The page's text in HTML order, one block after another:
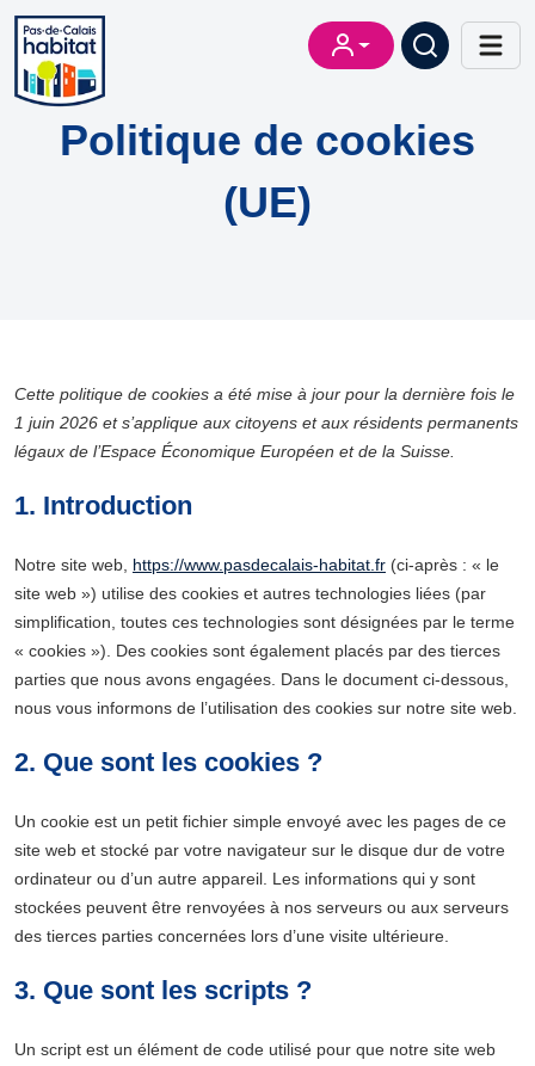
Politique de cookies
(UE)
Cette politique de cookies a été mise à jour pour la dernière fois le
1 juin 2026 et s’applique aux citoyens et aux résidents permanents
légaux de l’Espace Économique Européen et de la Suisse.
1. Introduction
Notre site web, https://www.pasdecalais-habitat.fr (ci-après : « le
site web ») utilise des cookies et autres technologies liées (par
simplification, toutes ces technologies sont désignées par le terme
« cookies »). Des cookies sont également placés par des tierces
parties que nous avons engagées. Dans le document ci-dessous,
nous vous informons de l’utilisation des cookies sur notre site web.
2. Que sont les cookies ?
Un cookie est un petit fichier simple envoyé avec les pages de ce
site web et stocké par votre navigateur sur le disque dur de votre
ordinateur ou d’un autre appareil. Les informations qui y sont
stockées peuvent être renvoyées à nos serveurs ou aux serveurs
des tierces parties concernées lors d’une visite ultérieure.
3. Que sont les scripts ?
Un script est un élément de code utilisé pour que notre site web